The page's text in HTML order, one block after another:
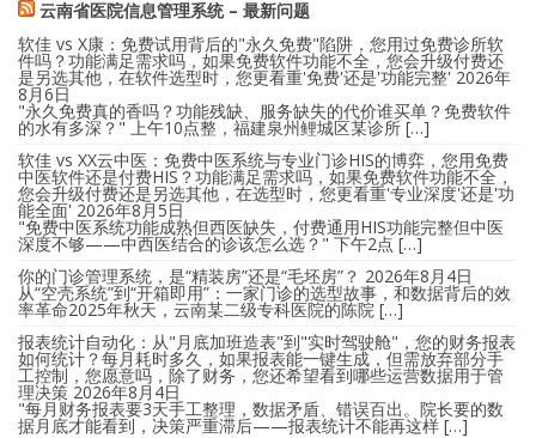
云南省医院信息管理系统 – 最新问题
软佳 vs X康：免费试用背后的"永久免费"陷阱，您用过免费诊所软
件吗？功能满足需求吗，如果免费软件功能不全，您会升级付费还
是另选其他，在软件选型时，您更看重'免费'还是'功能完整' 2026年
8月6日
"永久免费真的香吗？功能残缺、服务缺失的代价谁买单？免费软件
的水有多深？" 上午10点整，福建泉州鲤城区某诊所 […]
软佳 vs XX云中医：免费中医系统与专业门诊HIS的博弈，您用免费
中医软件还是付费HIS？功能满足需求吗，如果免费软件功能不全，
您会升级付费还是另选其他，在选型时，您更看重'专业深度'还是'功
能全面' 2026年8月5日
"免费中医系统功能成熟但西医缺失，付费通用HIS功能完整但中医
深度不够——中西医结合的诊该怎么选？" 下午2点 […]
你的门诊管理系统，是“精装房”还是“毛坯房”？ 2026年8月4日
从“空壳系统”到“开箱即用”：一家门诊的选型故事，和数据背后的效
率革命2025年秋天，云南某二级专科医院的陈院 […]
报表统计自动化：从"月底加班造表"到"实时驾驶舱"，您的财务报表
如何统计？每月耗时多久，如果报表能一键生成，但需放弃部分手
工控制，您愿意吗，除了财务，您还希望看到哪些运营数据用于管
理决策 2026年8月4日
"每月财务报表要3天手工整理，数据矛盾、错误百出。院长要的数
据月底才能看到，决策严重滞后——报表统计不能再这样 […]